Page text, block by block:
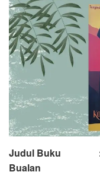
Judul Buku : Alif
Bualan